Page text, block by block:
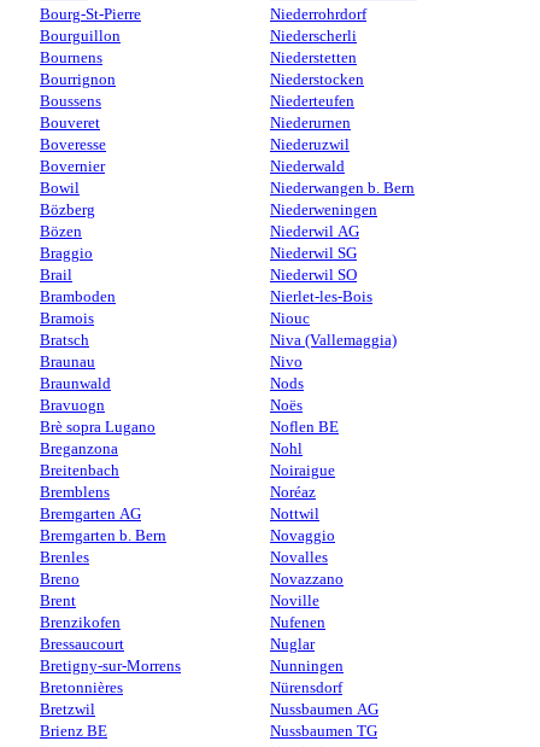
Bourg-St-Pierre
Bourguillon
Bournens
Bourrignon
Boussens
Bouveret
Boveresse
Bovernier
Bowil
Bözberg
Bözen
Braggio
Brail
Bramboden
Bramois
Bratsch
Braunau
Braunwald
Bravuogn
Brè sopra Lugano
Breganzona
Breitenbach
Bremblens
Bremgarten AG
Bremgarten b. Bern
Brenles
Breno
Brent
Brenzikofen
Bressaucourt
Bretigny-sur-Morrens
Bretonnières
Bretzwil
Brienz BE
Niederrohrdorf
Niederscherli
Niederstetten
Niederstocken
Niederteufen
Niederurnen
Niederuzwil
Niederwald
Niederwangen b. Bern
Niederweningen
Niederwil AG
Niederwil SG
Niederwil SO
Nierlet-les-Bois
Niouc
Niva (Vallemaggia)
Nivo
Nods
Noës
Noflen BE
Nohl
Noiraigue
Noréaz
Nottwil
Novaggio
Novalles
Novazzano
Noville
Nufenen
Nuglar
Nunningen
Nürensdorf
Nussbaumen AG
Nussbaumen TG